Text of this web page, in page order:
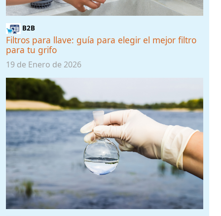
B2B
Filtros para llave: guía para elegir el mejor filtro
para tu grifo
19 de Enero de 2026